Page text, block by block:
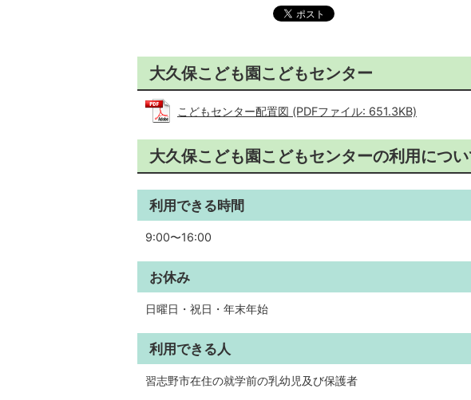
大久保こども園こどもセンター
こどもセンター配置図 (PDFファイル: 651.3KB)
大久保こども園こどもセンターの利用につ
利用できる時間
9:00〜16:00
お休み
日曜日・祝日・年末年始
利用できる人
習志野市在住の就学前の乳幼児及び保護者